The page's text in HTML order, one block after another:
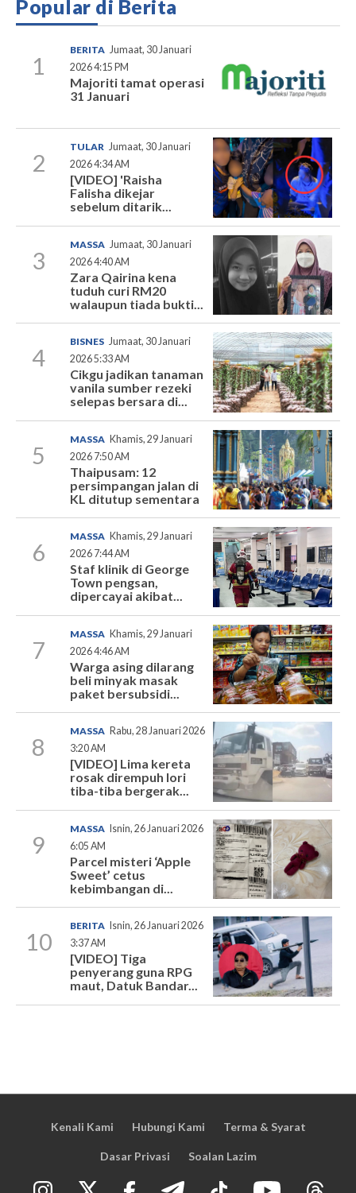
Popular di Berita
1
BERITA Jumaat, 30 Januari
2026 4:15 PM
Majoriti tamat operasi
31 Januari
2
TULAR Jumaat, 30 Januari
2026 4:34 AM
[VIDEO] 'Raisha
Falisha dikejar
sebelum ditarik...
3
MASSA Jumaat, 30 Januari
2026 4:40 AM
Zara Qairina kena
tuduh curi RM20
walaupun tiada bukti...
4
BISNES Jumaat, 30 Januari
2026 5:33 AM
Cikgu jadikan tanaman
vanila sumber rezeki
selepas bersara di...
5
MASSA Khamis, 29 Januari
2026 7:50 AM
Thaipusam: 12
persimpangan jalan di
KL ditutup sementara
6
MASSA Khamis, 29 Januari
2026 7:44 AM
Staf klinik di George
Town pengsan,
dipercayai akibat...
7
MASSA Khamis, 29 Januari
2026 4:46 AM
Warga asing dilarang
beli minyak masak
paket bersubsidi...
8
MASSA Rabu, 28 Januari 2026
3:20 AM
[VIDEO] Lima kereta
rosak dirempuh lori
tiba-tiba bergerak...
9
MASSA Isnin, 26 Januari 2026
6:05 AM
Parcel misteri ‘Apple
Sweet’ cetus
kebimbangan di...
10
BERITA
Isnin, 26 Januari 2026
3:37 AM
[VIDEO] Tiga
penyerang guna RPG
maut, Datuk Bandar...
Kenali Kami Hubungi Kami Terma & Syarat
Dasar Privasi Soalan Lazim